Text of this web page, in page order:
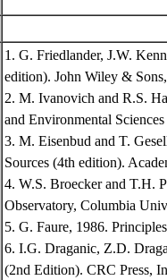
1. G. Friedlander, J.W.
edition). John Wiley &
2. M. Ivanovich and R.S.
and Environmental
3. M. Eisenbud and T.
Sources (4th edition).
4. W.S. Broecker and T.H.
Observatory, Columbia
5. G. Faure, 1986.
6. I.G. Draganic, Z.D.
(2nd Edition). CRC Press,